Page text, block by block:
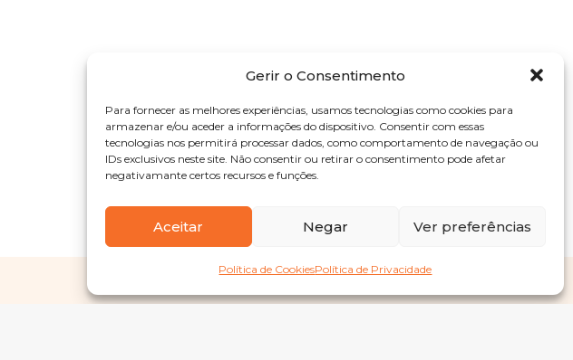
Gerir o Consentimento
Para fornecer as melhores experiências, usamos tecnologias como cookies para
armazenar e/ou aceder a informações do dispositivo. Consentir com essas
tecnologias nos permitirá processar dados, como comportamento de navegação ou
IDs exclusivos neste site. Não consentir ou retirar o consentimento pode afetar
negativamante certos recursos e funções.
Aceitar Negar Ver preferências
Política de CookiesPolítica de Privacidade